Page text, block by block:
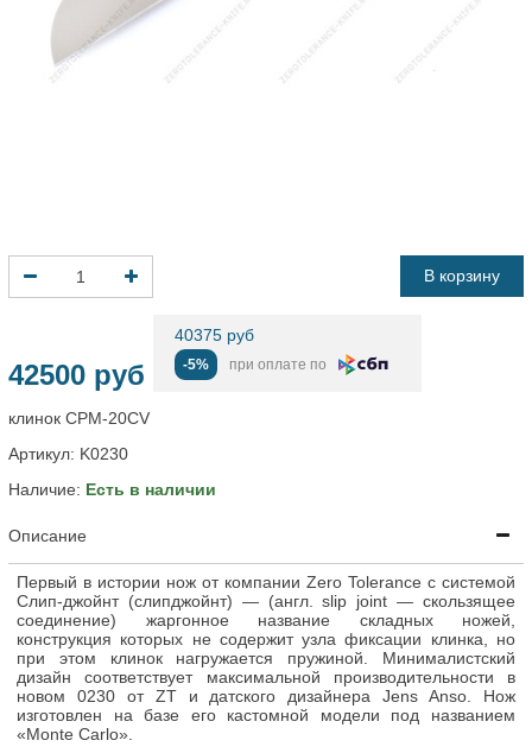
В корзину
42500 руб
40375 руб
-5% при оплате по
клинок CPM-20CV
Артикул: K0230
Наличие: Есть в наличии
Описание
Первый в истории нож от компании Zero Tolerance с системой
Слип-джойнт (слипджойнт) — (англ. slip joint — скользящее
соединение) жаргонное название складных ножей,
конструкция которых не содержит узла фиксации клинка, но
при этом клинок нагружается пружиной. Минималистский
дизайн соответствует максимальной производительности в
новом 0230 от ZT и датского дизайнера Jens Anso. Нож
изготовлен на базе его кастомной модели под названием
«Monte Carlo».